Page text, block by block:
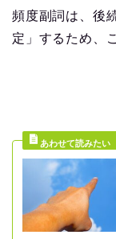
頻度副詞は、後
定」するため、